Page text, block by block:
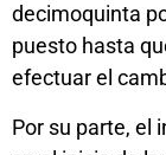
decimoquinta
puesto hasta
efectuar el
Por su parte, el